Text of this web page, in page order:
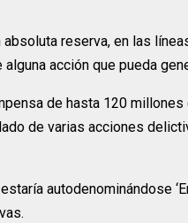
reserva, en las
acción que pueda
de hasta 120
de varias acciones
autodenominándose